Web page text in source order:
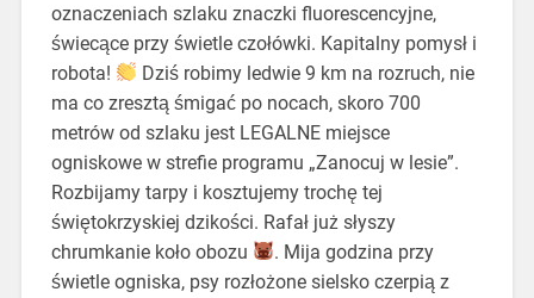
oznaczeniach szlaku znaczki fluorescencyjne,
świecące przy świetle czołówki. Kapitalny pomysł i
robota!
Dziś robimy ledwie 9 km na rozruch, nie
ma co zresztą śmigać po nocach, skoro 700
metrów od szlaku jest LEGALNE miejsce
ogniskowe w strefie programu „Zanocuj w lesie”.
Rozbijamy tarpy i kosztujemy trochę tej
świętokrzyskiej dzikości. Rafał już słyszy
chrumkanie koło obozu
. Mija godzina przy
świetle ogniska, psy rozłożone sielsko czerpią z